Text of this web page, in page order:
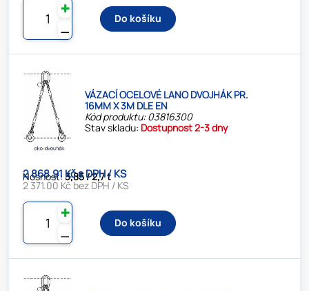
⚊
✚
Do košíku
VÁZACÍ OCELOVÉ LANO DVOJHÁK PR.
16MM X 3M DLE EN
Kód produktu: 03816300
Stav skladu: Dostupnost 2-3 dny
Nosnost:3,85 / 2,7 t
2 868.91 Kč s DPH / KS
2 371.00 Kč bez DPH / KS
⚊
✚
Do košíku